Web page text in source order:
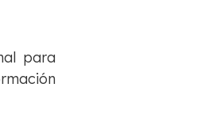
para